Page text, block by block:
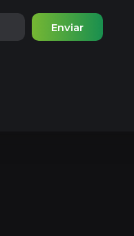
Enviar